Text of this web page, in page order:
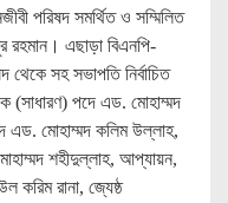
পরিষদ সমর্থিত ও সম্মিলিত
রহমান। এছাড়া বিএনপি-
সহ সভাপতি নির্বাচিত
(সাধারণ) পদে এড. মোহাম্মদ
এড. মোহাম্মদ কলিম উল্লাহ,
শহীদুল্লাহ, আপ্যায়ন,
করিম রানা, জ্যেষ্ঠ